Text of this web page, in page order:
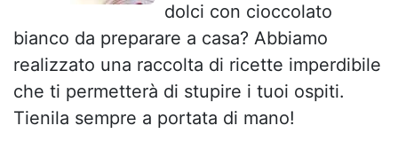
dolci con cioccolato
bianco da preparare a casa? Abbiamo
realizzato una raccolta di ricette imperdibile
che ti permetterà di stupire i tuoi ospiti.
Tienila sempre a portata di mano!